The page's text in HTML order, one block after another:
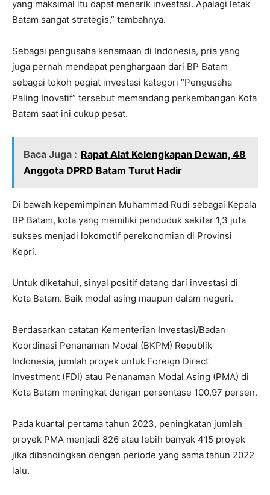
yang maksimal itu dapat menarik investasi. Apalagi letak
Batam sangat strategis,” tambahnya.
Sebagai pengusaha kenamaan di Indonesia, pria yang
juga pernah mendapat penghargaan dari BP Batam
sebagai tokoh pegiat investasi kategori “Pengusaha
Paling Inovatif” tersebut memandang perkembangan Kota
Batam saat ini cukup pesat.
Baca Juga : Rapat Alat Kelengkapan Dewan, 48
Anggota DPRD Batam Turut Hadir
Di bawah kepemimpinan Muhammad Rudi sebagai Kepala
BP Batam, kota yang memiliki penduduk sekitar 1,3 juta
sukses menjadi lokomotif perekonomian di Provinsi
Kepri.
Untuk diketahui, sinyal positif datang dari investasi di
Kota Batam. Baik modal asing maupun dalam negeri.
Berdasarkan catatan Kementerian Investasi/Badan
Koordinasi Penanaman Modal (BKPM) Republik
Indonesia, jumlah proyek untuk Foreign Direct
Investment (FDI) atau Penanaman Modal Asing (PMA) di
Kota Batam meningkat dengan persentase 100,97 persen.
Pada kuartal pertama tahun 2023, peningkatan jumlah
proyek PMA menjadi 826 atau lebih banyak 415 proyek
jika dibandingkan dengan periode yang sama tahun 2022
lalu.